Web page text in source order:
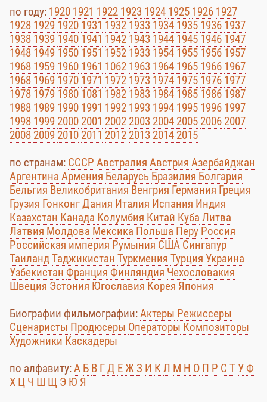
по году: 1920 1921 1922 1923 1924 1925 1926 1927
1928 1929 1920 1931 1932 1933 1934 1935 1936 1937
1938 1939 1940 1941 1942 1943 1944 1945 1946 1947
1948 1949 1950 1951 1952 1933 1954 1955 1956 1957
1968 1959 1960 1961 1062 1963 1964 1965 1966 1967
1968 1969 1970 1971 1972 1973 1974 1975 1976 1977
1978 1979 1980 1081 1982 1983 1984 1985 1986 1987
1988 1989 1990 1991 1992 1993 1994 1995 1996 1997
1998 1999 2000 2001 2002 2003 2004 2005 2006 2007
2008 2009 2010 2011 2012 2013 2014 2015
по странам: СССР Австралия Австрия Азербайджан
Аргентина Армения Беларусь Бразилия Болгария
Бельгия Великобритания Венгрия Германия Греция
Грузия ГонконгДания Италия Испания Индия
Казахстан Канада Колумбия Китай Куба Литва
Латвия Молдова Мексика Польша Перу Россия
Российская империя Румыния США Сингапур
ТаиландТаджикистан Туркмения Турция Украина
Узбекистан Франция Финляндия Чехословакия
Швеция Эстония Югославия Корея Япония
Биографии фильмографии:Актеры Режиссеры
Сценаристы Продюсеры Операторы Композиторы
Художники Каскадеры
по алфавиту:А Б В ГД ЕЖЗ И КЛ М Н О П Р С Т УФ
Х Ц Ч Ш Щ Э Ю Я